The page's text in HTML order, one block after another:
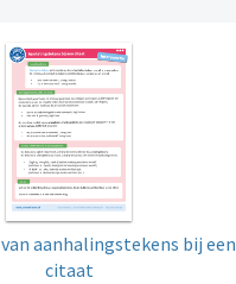
aanhalingstekens bij een
citaat